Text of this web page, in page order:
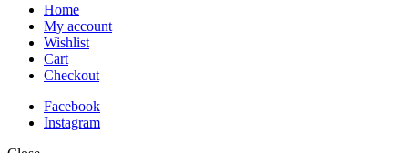
Home
My account
Wishlist
Cart
Checkout
Facebook
Instagram